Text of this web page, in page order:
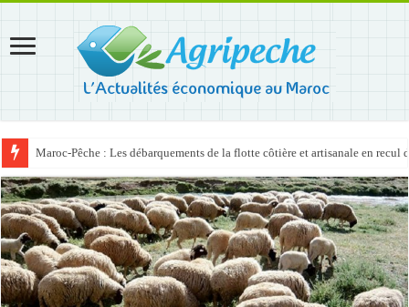
Maroc-Pêche : Les débarquements de la flotte côtière et artisanale en recul